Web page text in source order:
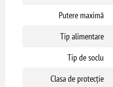
Putere maximă
Tip alimentare
Tip de soclu
Clasa de protecție